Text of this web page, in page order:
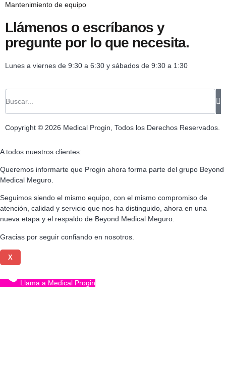
Mantenimiento de equipo
Llámenos o escríbanos y
pregunte por lo que necesita.
Lunes a viernes de 9:30 a 6:30 y sábados de 9:30 a 1:30
Copyright © 2026 Medical Progin, Todos los Derechos Reservados.
A todos nuestros clientes:
Queremos informarte que Progin ahora forma parte del grupo Beyond
Medical Meguro.
Seguimos siendo el mismo equipo, con el mismo compromiso de
atención, calidad y servicio que nos ha distinguido, ahora en una
nueva etapa y el respaldo de Beyond Medical Meguro.
Gracias por seguir confiando en nosotros.
X
Llama a Medical Progin